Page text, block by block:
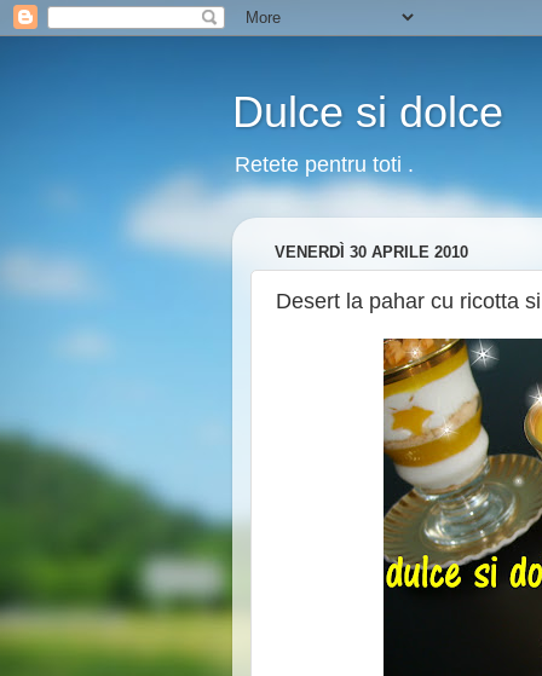
Dulce si dolce
Retete pentru toti .
VENERDÌ 30 APRILE 2010
Desert la pahar cu ricotta